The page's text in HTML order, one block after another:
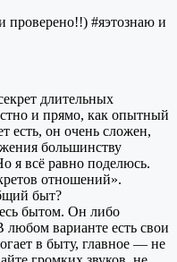
проверено!!) #яэтознаю и
длительных
и прямо, как опытный
есть, он очень сложен,
большинству
я всё равно поделюсь.
отношений».
быт?
бытом. Он либо
варианте есть свои
в быту, главное — не